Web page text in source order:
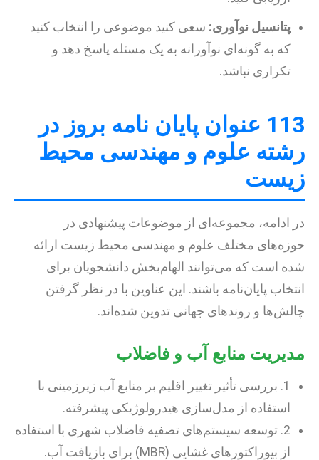
پتانسیل نوآوری: سعی کنید موضوعی را انتخاب کنید
که به گونه‌ای نوآورانه به یک مسئله پاسخ دهد و
تکراری نباشد.
113 عنوان پایان نامه بروز در
رشته علوم و مهندسی محیط
زیست
در ادامه، مجموعه‌ای از موضوعات پیشنهادی در
حوزه‌های مختلف علوم و مهندسی محیط زیست ارائه
شده است که می‌توانند الهام‌بخش دانشجویان برای
انتخاب پایان‌نامه باشند. این عناوین با در نظر گرفتن
چالش‌ها و روندهای جهانی تدوین شده‌اند.
مدیریت منابع آب و فاضلاب
1. بررسی تأثیر تغییر اقلیم بر منابع آب زیرزمینی با
استفاده از مدل‌سازی هیدرولوژیکی پیشرفته.
2. توسعه سیستم‌های تصفیه فاضلاب شهری با استفاده
از بیوراکتورهای غشایی (MBR) برای بازیافت آب.